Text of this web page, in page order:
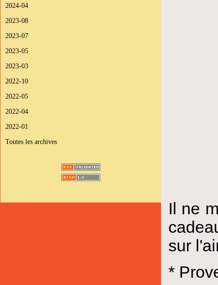
2024-04
2023-08
2023-07
2023-05
2023-03
2022-10
2022-05
2022-04
2022-01
Toutes les archives
Il ne
sur
*